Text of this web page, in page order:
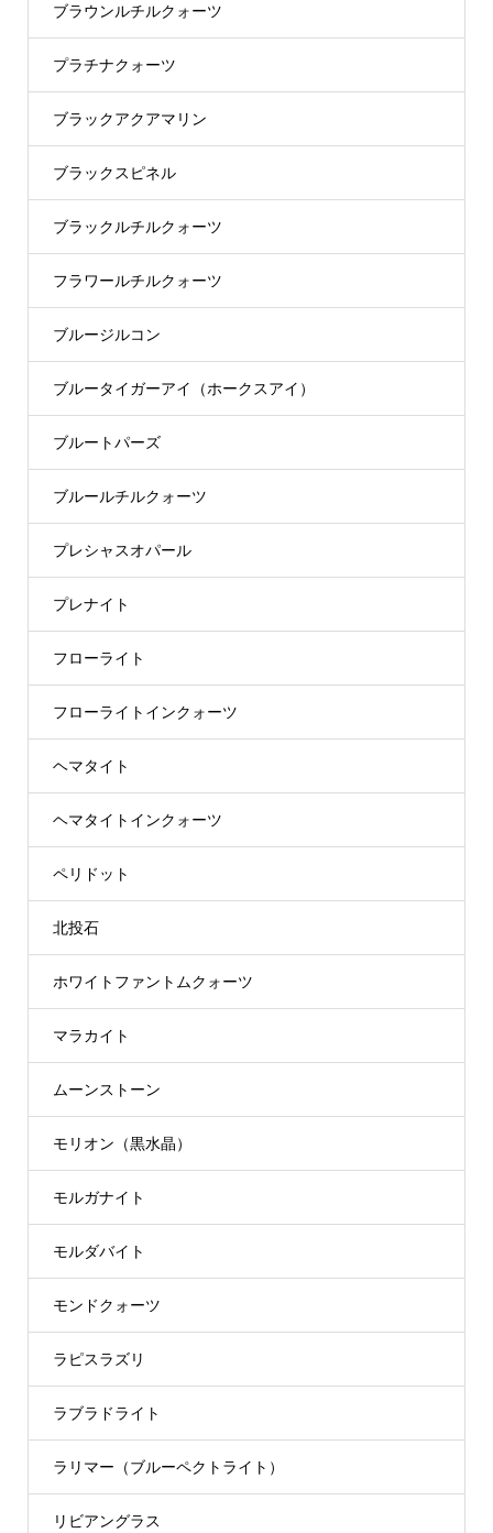
ブラウンルチルクォーツ
プラチナクォーツ
ブラックアクアマリン
ブラックスピネル
ブラックルチルクォーツ
フラワールチルクォーツ
ブルージルコン
ブルータイガーアイ（ホークスアイ）
ブルートパーズ
ブルールチルクォーツ
プレシャスオパール
プレナイト
フローライト
フローライトインクォーツ
ヘマタイト
ヘマタイトインクォーツ
ペリドット
北投石
ホワイトファントムクォーツ
マラカイト
ムーンストーン
モリオン（黒水晶）
モルガナイト
モルダバイト
モンドクォーツ
ラピスラズリ
ラブラドライト
ラリマー（ブルーペクトライト）
リビアングラス